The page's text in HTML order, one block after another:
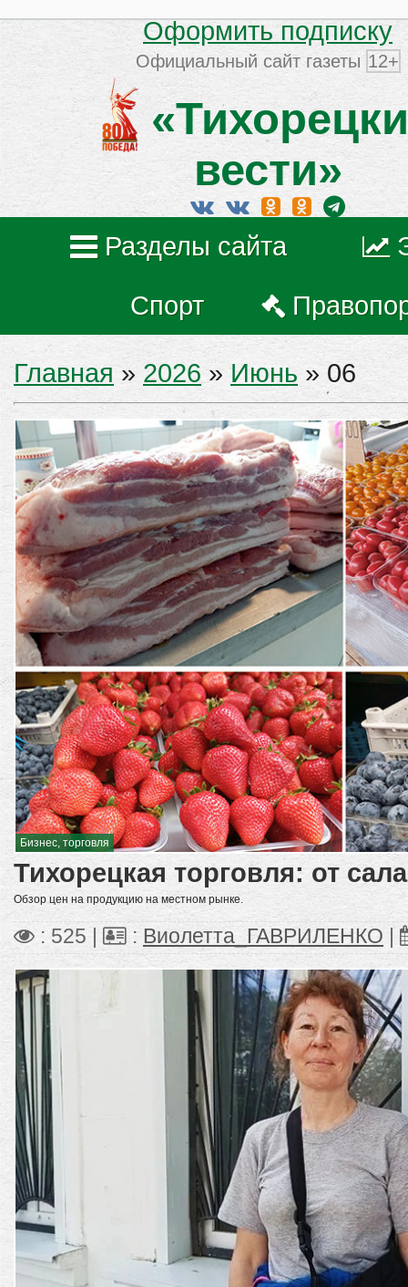
Оформить подписку
Официальный сайт газеты 12+
вести»
Разделы сайта
Спорт
Главная » 2026 » Июнь » 06
Бизнес, торговля
Тихорецкая торговля: от
Обзор цен на продукцию на местном рынке.
: 525 | : Виолетта_ГАВРИЛЕНКО